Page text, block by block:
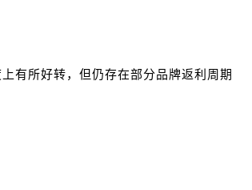
有所好转，但仍存在部分品牌返利周期